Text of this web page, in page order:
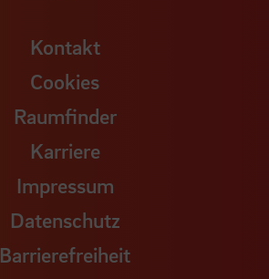
Kontakt
Cookies
Raumfinder
Karriere
Impressum
Datenschutz
Barrierefreiheit